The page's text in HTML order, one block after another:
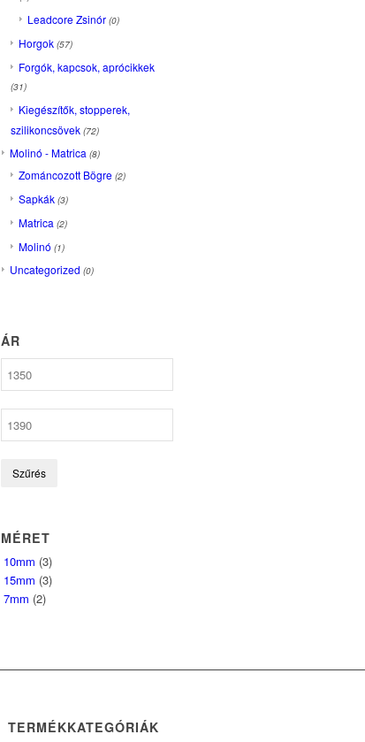
Leadcore Zsinór (0)
Horgok (57)
Forgók, kapcsok, aprócikkek
(31)
Kiegészítők, stopperek,
szilikoncsövek (72)
Molinó - Matrica (8)
Zománcozott Bögre (2)
Sapkák (3)
Matrica (2)
Molinó (1)
Uncategorized (0)
ÁR
Szűrés
MÉRET
10mm (3)
15mm (3)
7mm (2)
TERMÉKKATEGÓRIÁK